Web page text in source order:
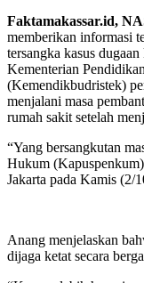
Faktamakassar.id,
memberikan informasi
tersangka kasus
Kementerian
(Kemendikbudristek)
menjalani masa
rumah sakit setelah
“Yang bersangkutan
Hukum
Jakarta pada Kamis (2/
Anang menjelaskan
dijaga ketat secara